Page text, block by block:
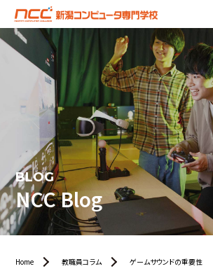
BLOG
NCC Blog
Home 教職員コラム ゲームサウンドの重要性